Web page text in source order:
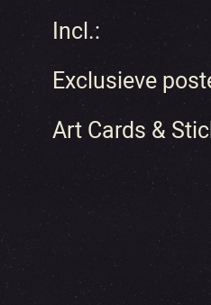
Incl.:
Exclusieve
Art Cards &